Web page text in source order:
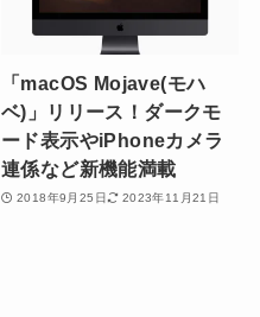
「macOS Mojave(モハ
ベ)」リリース！ダークモ
ード表示やiPhoneカメラ
連係など新機能満載
2018年9月25日 2023年11月21日